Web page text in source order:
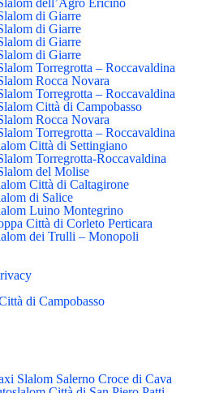
di Giarre
di Giarre
di Giarre
di Giarre
Torregrotta – Roccavaldina
Rocca Novara
Torregrotta – Roccavaldina
Città di Campobasso
Rocca Novara
Torregrotta – Roccavaldina
Città di Settingiano
Torregrotta-Roccavaldina
del Molise
Città di Caltagirone
di Salice
Luino Montegrino
Città di Corleto Perticara
dei Trulli – Monopoli
di Campobasso
Slalom Salerno Croce di Cava